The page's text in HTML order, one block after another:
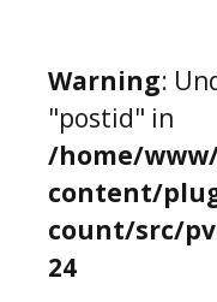
Warning:
"postid" in
/home/
content/
count/src/
24